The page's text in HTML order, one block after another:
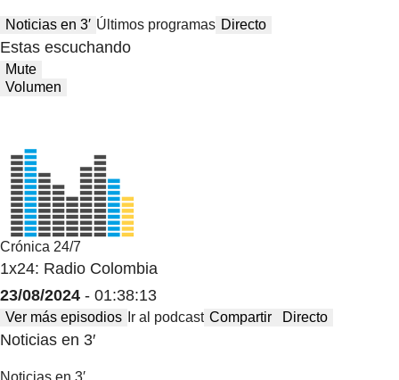
Noticias en 3′ Últimos programas Directo
Estas escuchando
Mute
Volumen
Crónica 24/7
1x24: Radio Colombia
23/08/2024 - 01:38:13
Ver más episodios Ir al podcast Compartir Directo
Noticias en 3′